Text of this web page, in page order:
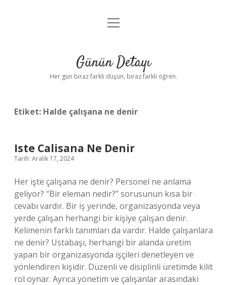
Anasayfa
Yasal Uyarı
menüyü
Günün Detayı
Her gün biraz farklı düşün, biraz farklı öğren.
Etiket: Halde çalışana ne denir
Iste Calisana Ne Denir
Tarih: Aralık 17, 2024
Her işte çalışana ne denir? Personel ne anlama
geliyor? “Bir eleman nedir?” sorusunun kısa bir
cevabı vardır. Bir iş yerinde, organizasyonda veya
yerde çalışan herhangi bir kişiye çalışan denir.
Kelimenin farklı tanımları da vardır. Halde çalışanlara
ne denir? Ustabaşı, herhangi bir alanda üretim
yapan bir organizasyonda işçileri denetleyen ve
yönlendiren kişidir. Düzenli ve disiplinli üretimde kilit
rol oynar. Ayrıca yönetim ve çalışanlar arasındaki